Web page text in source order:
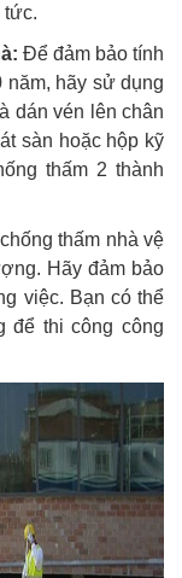
tức.
Để đảm bảo tính
năm, hãy sử dụng
dán vén lên chân
sàn hoặc hộp kỹ
thấm 2 thành
thấm nhà vệ
Hãy đảm bảo
việc. Bạn có thể
để thi công công